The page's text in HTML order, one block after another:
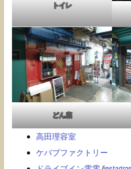
トイレ
どん底
高田理容室
ケバブファクトリー